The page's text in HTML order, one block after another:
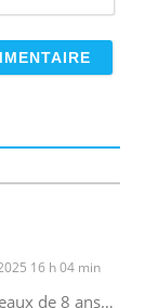
m
a
16 h 04 min
de 8 ans…